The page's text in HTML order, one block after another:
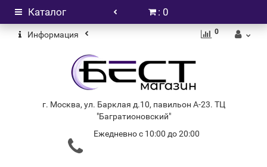
Информация 0
г. Москва, ул. Барклая д.10, павильон А-23. ТЦ
"Багратионовский"
Ежедневно с 10:00 до 20:00
Каталог : 0